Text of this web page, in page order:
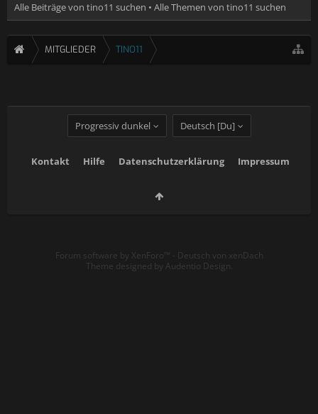
Alle Beiträge von tino11 suchen Alle Themen von tino11 suchen
MITGLIEDER TINO11
Progressiv dunkel Deutsch [Du]
Kontakt Hilfe Datenschutzerklärung Impressum
Forum software by XenForo™ - Deutsch von xenDach
Theme designed by Audentio Design.